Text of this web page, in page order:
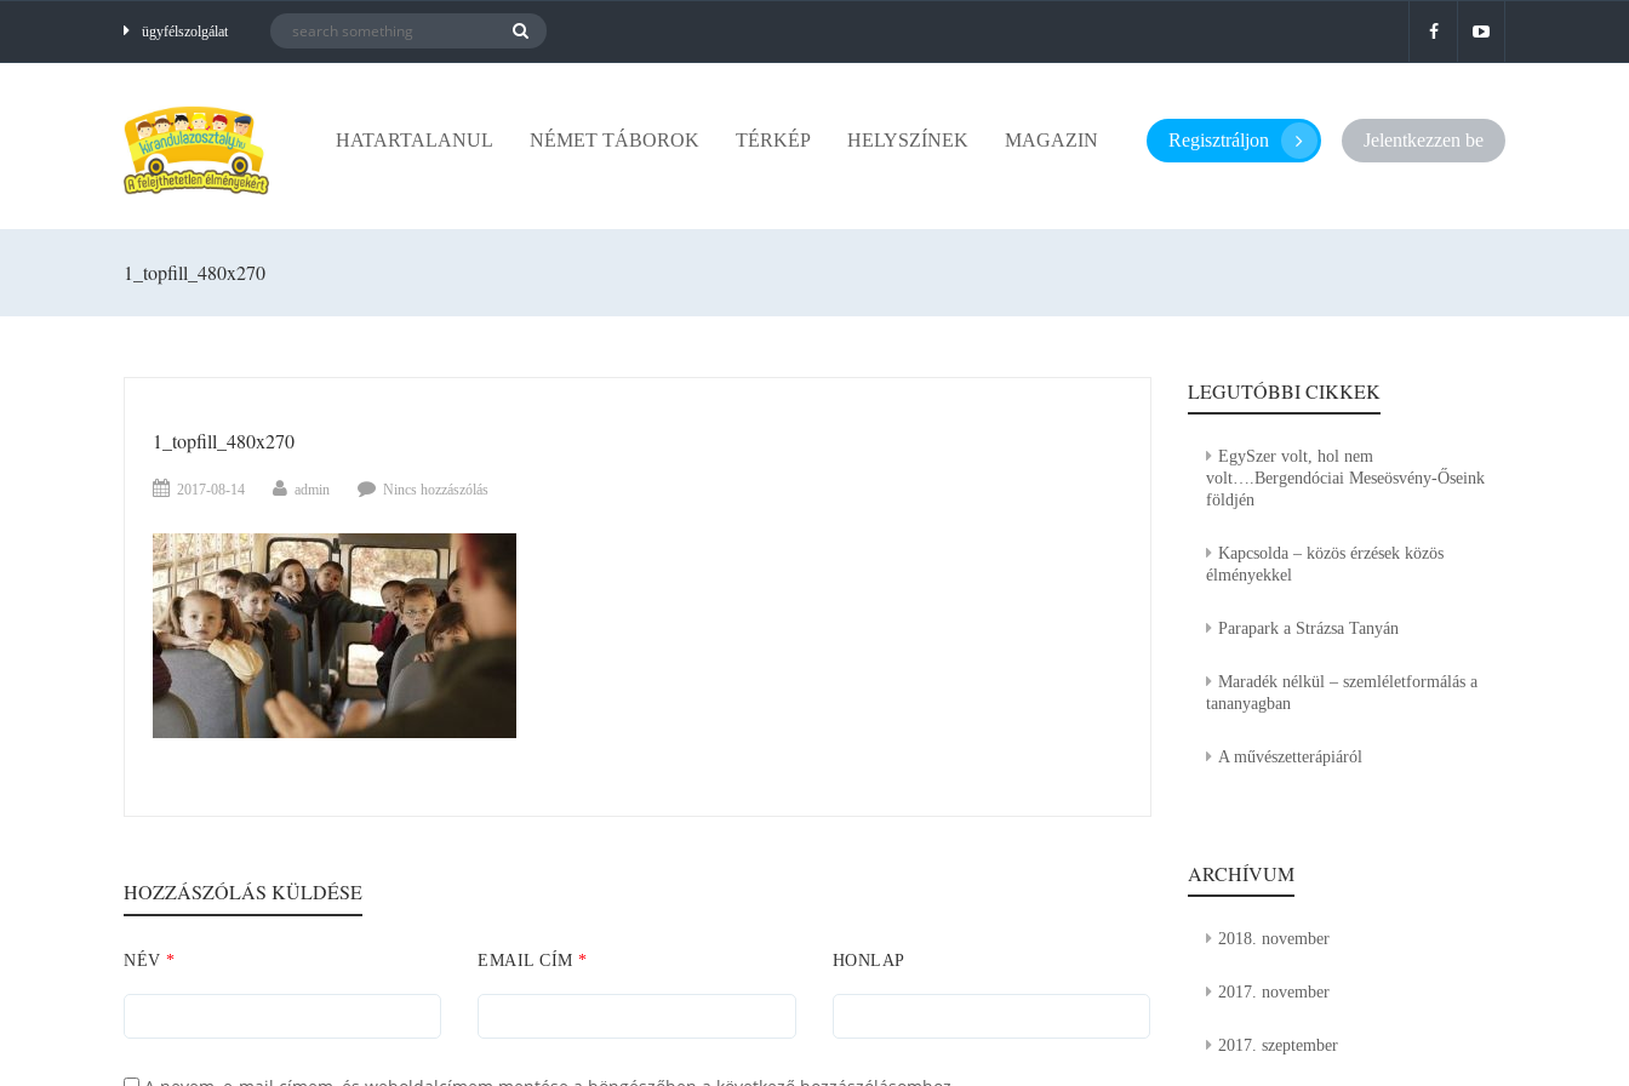
ügyfélszolgálat
Regisztráljon Jelentkezzen be
HATARTALANUL NÉMET TÁBOROK TÉRKÉP HELYSZÍNEK MAGAZIN
1_topfill_480x270
1_topfill_480x270
2017-08-14 admin Nincs hozzászólás
HOZZÁSZÓLÁS KÜLDÉSE
NÉV * EMAIL CÍM* HONLAP
LEGUTÓBBI CIKKEK
EgySzer volt, hol nem
volt….Bergendóciai Meseösvény-Őseink
földjén
Kapcsolda – közös érzések közös
élményekkel
Parapark a Strázsa Tanyán
Maradék nélkül – szemléletformálás a
tananyagban
A művészetterápiáról
ARCHÍVUM
2018. november
2017. november
2017. szeptember